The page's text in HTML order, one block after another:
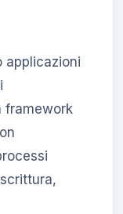
applicazioni
framework